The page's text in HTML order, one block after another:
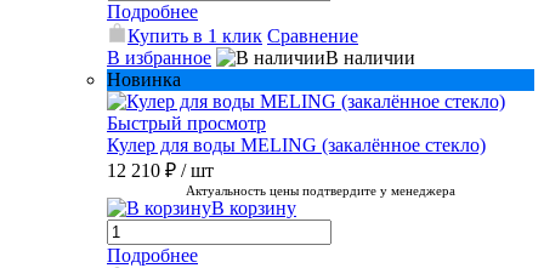
Подробнее
Купить в 1 клик Сравнение
В избранное
В наличии
Новинка
Быстрый просмотр
Кулер для воды MELING (закалённое стекло)
12 210 ₽ / шт
Актуальность цены подтвердите у менеджера
В корзину
Подробнее